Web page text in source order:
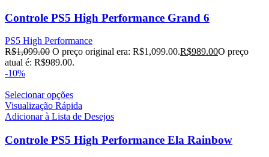
Controle PS5 High Performance Grand 6
PS5 High Performance
R$1,099.00 O preço original era: R$1,099.00.R$989.00O preço
atual é: R$989.00.
-10%
Selecionar opções
Visualização Rápida
Adicionar à Lista de Desejos
Controle PS5 High Performance Ela Rainbow